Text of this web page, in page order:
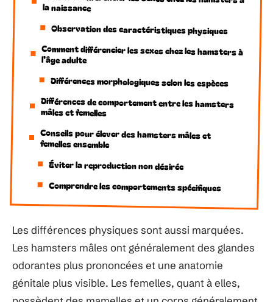
la naissance
Observation des caractéristiques physiques
Comment différencier les sexes chez les hamsters à
l’âge adulte
Différences morphologiques selon les espèces
Différences de comportement entre les hamsters
mâles et femelles
Conseils pour élever des hamsters mâles et
femelles ensemble
Éviter la reproduction non désirée
Comprendre les comportements spécifiques
Les différences physiques sont aussi marquées.
Les hamsters mâles ont généralement des glandes
odorantes plus prononcées et une anatomie
génitale plus visible. Les femelles, quant à elles,